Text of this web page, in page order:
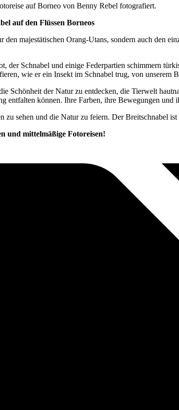
auf den Flüssen Borneos
majestätischen Orang-Utans, sondern auch den
der Schnabel und einige Federpartien schimmern
wie er ein Insekt im Schnabel trug, von unserem
Schönheit der Natur zu entdecken, die Tierwelt
entfalten können. Ihre Farben, ihre Bewegungen und
zu sehen und die Natur zu feiern. Der Breitschnabel
und mittelmäßige Fotoreisen!